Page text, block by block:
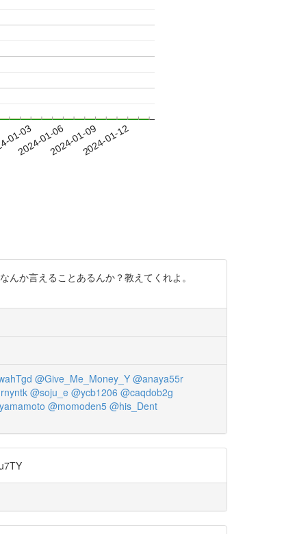
01-03
2024-01-062024-01-092024-01-12
か言えることあるんか？教えてくれよ。
@Give_Me_Money_Y @anaya55r
@soju_e @ycb1206 @caqdob2g
@momoden5 @his_Dent